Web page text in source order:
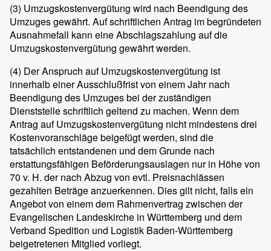
(3) Umzugskostenvergütung wird nach Beendigung des
Umzuges gewährt. Auf schriftlichen Antrag im begründeten
Ausnahmefall kann eine Abschlagszahlung auf die
Umzugskostenvergütung gewährt werden.
(4) Der Anspruch auf Umzugskostenvergütung ist
innerhalb einer Ausschlußfrist von einem Jahr nach
Beendigung des Umzuges bei der zuständigen
Dienststelle schriftlich geltend zu machen. Wenn dem
Antrag auf Umzugskostenvergütung nicht mindestens drei
Kostenvoranschläge beigefügt werden, sind die
tatsächlich entstandenen und dem Grunde nach
erstattungsfähigen Beförderungsauslagen nur in Höhe von
70 v. H. der nach Abzug von evtl. Preisnachlässen
gezahlten Beträge anzuerkennen. Dies gilt nicht, falls ein
Angebot von einem dem Rahmenvertrag zwischen der
Evangelischen Landeskirche in Württemberg und dem
Verband Spedition und Logistik Baden-Württemberg
beigetretenen Mitglied vorliegt.